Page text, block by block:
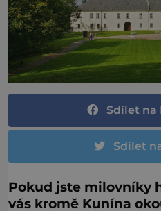
Sdílet na
Sdílet
Pokud jste milovníky
vás kromě Kunína